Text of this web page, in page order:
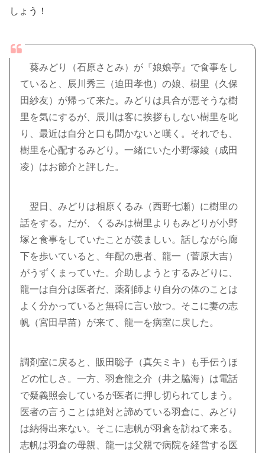
しょう！
葵みどり（石原さとみ）が『娘娘亭』で食事をし
ていると、辰川秀三（迫田孝也）の娘、樹里（久保
田紗友）が帰って来た。みどりは具合が悪そうな樹
里を気にするが、辰川は客に挨拶もしない樹里を叱
り、最近は自分と口も聞かないと嘆く。それでも、
樹里を心配するみどり。一緒にいた小野塚綾（成田
凌）はお節介と評した。
翌日、みどりは相原くるみ（西野七瀬）に樹里の
話をする。だが、くるみは樹里よりもみどりが小野
塚と食事をしていたことが羨ましい。話しながら廊
下を歩いていると、年配の患者、龍一（菅原大吉）
がうずくまっていた。介助しようとするみどりに、
龍一は自分は医者だ、薬剤師より自分の体のことは
よく分かっていると無碍に言い放つ。そこに妻の志
帆（宮田早苗）が来て、龍一を病室に戻した。
調剤室に戻ると、販田聡子（真矢ミキ）も手伝うほ
どの忙しさ。一方、羽倉龍之介（井之脇海）は電話
で疑義照会しているが医者に押し切られてしまう。
医者の言うことは絶対と諦めている羽倉に、みどり
は納得出来ない。そこに志帆が羽倉を訪ねて来る。
志帆は羽倉の母親、龍一は父親で病院を経営する医